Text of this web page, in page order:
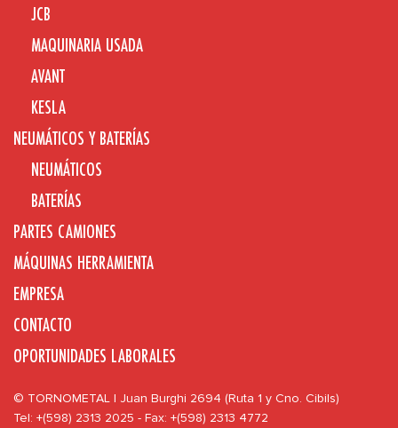
JCB
MAQUINARIA USADA
AVANT
KESLA
NEUMÁTICOS Y BATERÍAS
NEUMÁTICOS
BATERÍAS
PARTES CAMIONES
MÁQUINAS HERRAMIENTA
EMPRESA
CONTACTO
OPORTUNIDADES LABORALES
© TORNOMETAL | Juan Burghi 2694 (Ruta 1 y Cno. Cibils)
Tel: +(598) 2313 2025 - Fax: +(598) 2313 4772